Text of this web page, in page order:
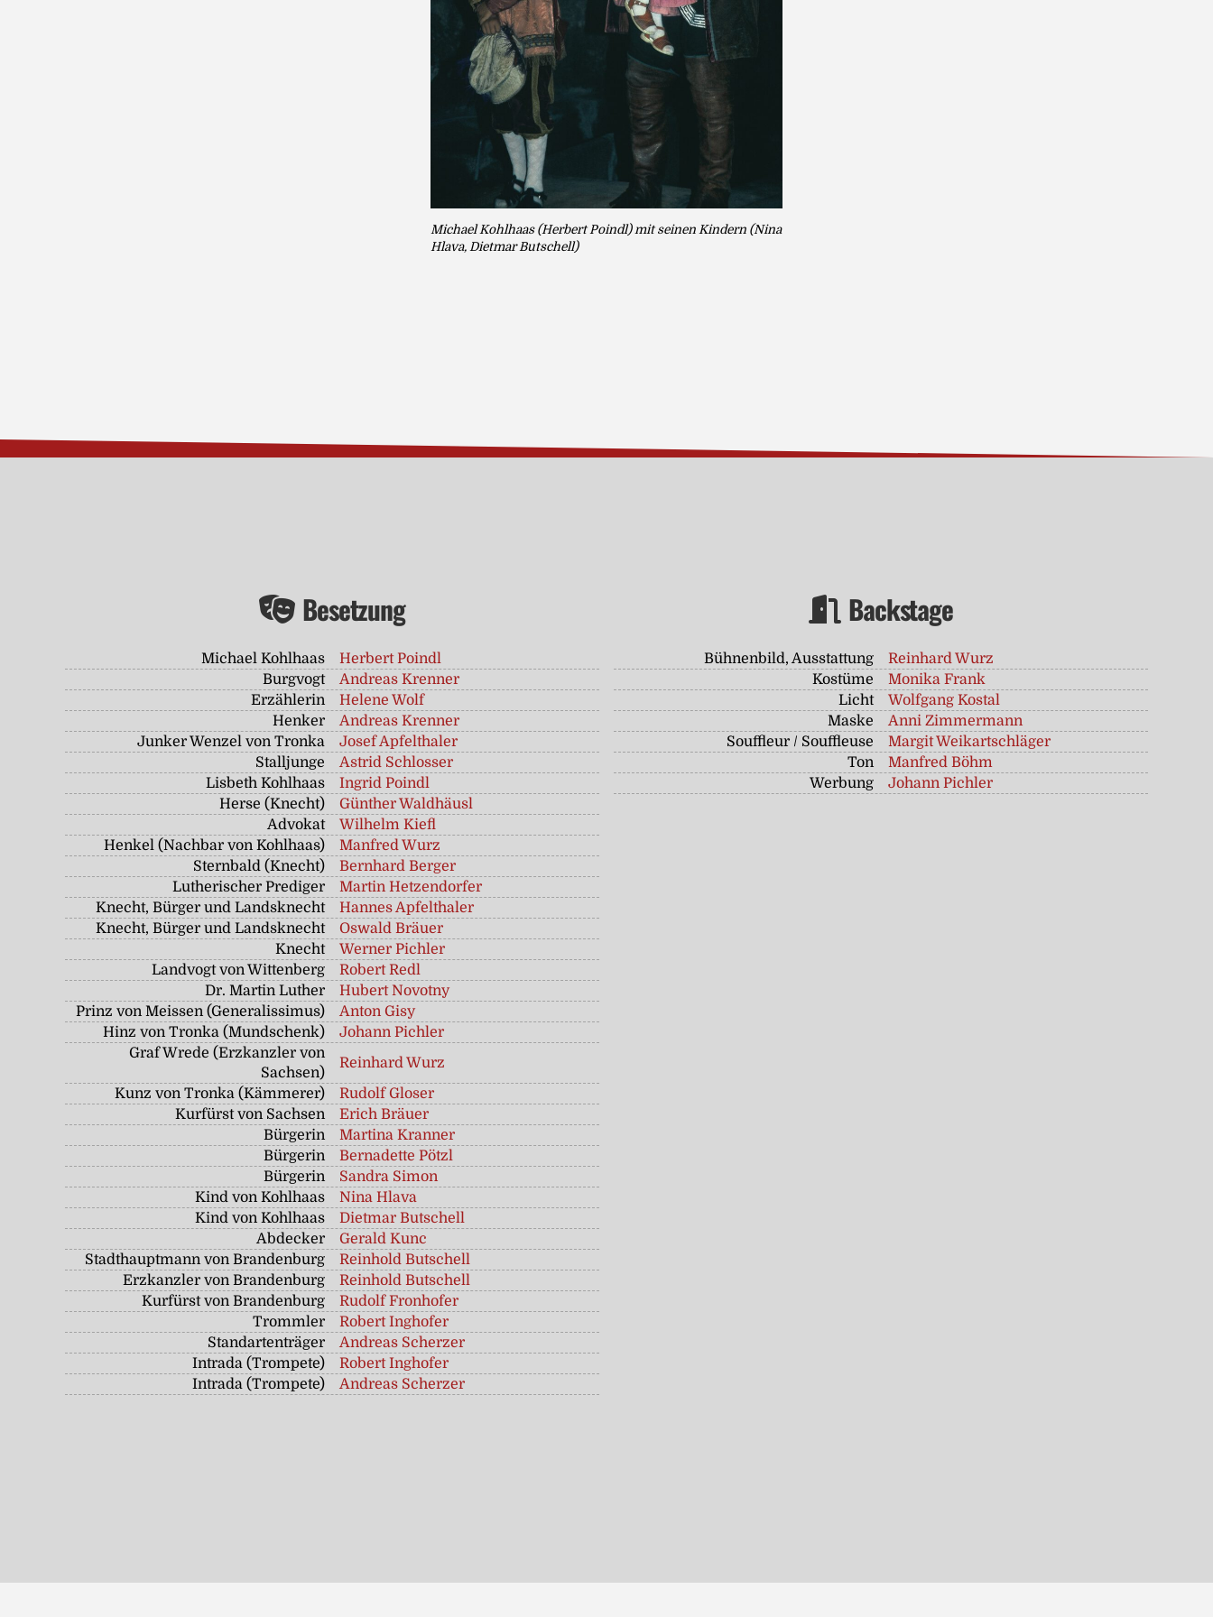
Michael Kohlhaas (Herbert Poindl) mit seinen Kindern (Nina
Hlava, Dietmar Butschell)
Besetzung
Michael Kohlhaas
Herbert Poindl
Burgvogt
Andreas Krenner
Erzählerin
Helene Wolf
Henker
Andreas Krenner
Junker Wenzel von Tronka
Josef Apfelthaler
Stalljunge
Astrid Schlosser
Lisbeth Kohlhaas
Ingrid Poindl
Herse (Knecht)
Günther Waldhäusl
Advokat
Wilhelm Kiefl
Henkel (Nachbar von Kohlhaas)
Manfred Wurz
Sternbald (Knecht)
Bernhard Berger
Lutherischer Prediger
Martin Hetzendorfer
Knecht, Bürger und Landsknecht
Hannes Apfelthaler
Knecht, Bürger und Landsknecht
Oswald Bräuer
Knecht
Werner Pichler
Landvogt von Wittenberg
Robert Redl
Dr. Martin Luther
Hubert Novotny
Prinz von Meissen (Generalissimus)
Anton Gisy
Hinz von Tronka (Mundschenk)
Johann Pichler
Graf Wrede (Erzkanzler von
Sachsen)
Reinhard Wurz
Kunz von Tronka (Kämmerer)
Rudolf Gloser
Kurfürst von Sachsen
Erich Bräuer
Bürgerin
Martina Kranner
Bürgerin
Bernadette Pötzl
Bürgerin
Sandra Simon
Kind von Kohlhaas
Nina Hlava
Kind von Kohlhaas
Dietmar Butschell
Abdecker
Gerald Kunc
Stadthauptmann von Brandenburg
Reinhold Butschell
Erzkanzler von Brandenburg
Reinhold Butschell
Kurfürst von Brandenburg
Rudolf Fronhofer
Trommler
Robert Inghofer
Standartenträger
Andreas Scherzer
Intrada (Trompete)
Robert Inghofer
Intrada (Trompete)
Andreas Scherzer
Backstage
Bühnenbild, Ausstattung
Reinhard Wurz
Kostüme
Monika Frank
Licht
Wolfgang Kostal
Maske
Anni Zimmermann
Souffleur / Souffleuse
Margit Weikartschläger
Ton
Manfred Böhm
Werbung
Johann Pichler